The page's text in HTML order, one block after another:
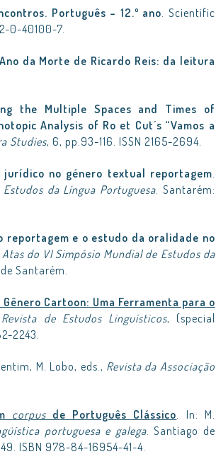
Português – 12.º ano. Scientific
0-40100-7.
da Morte de Ricardo Reis: da leitura
the Multiple Spaces and Times of
Analysis of Ro et Cut´s “Vamos a
Studies, 6, pp.93-116. ISSN 2165-2694.
jurídico no género textual reportagem.
da Língua Portuguesa. Santarém:
reportagem e o estudo da oralidade no
do VI Simpósio Mundial de Estudos da
Santarém.
Cartoon: Uma Ferramenta para o
de Estudos Linguísticos, (special
2243.
M. Lobo, eds., Revista da Associação
corpusde Português Clássico. In: M.
portuguesa e galega. Santiago de
ISBN 978-84-16954-41-4.